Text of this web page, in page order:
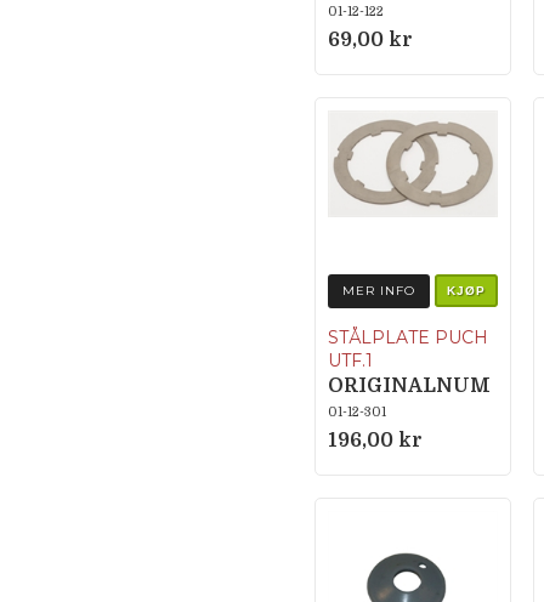
r 350.2.10.030.1
01-12-122
69,00 kr
MER INFO KJØP
STÅLPLATE PUCH
UTF.1
ORIGINALNUM
MER 050.1212
01-12-301
196,00 kr